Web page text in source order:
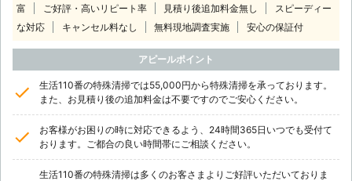
富
ご好評・高いリピート率 見積り後追加料金無し
スピーディー
な対応
キャンセル料なし 無料現地調査実施 安心の保証付
アピールポイント
生活110番の特殊清掃では55,000円から特殊清掃を承っております。
また、お見積り後の追加料金は不要ですのでご安心ください。
お客様がお困りの時に対応できるよう、24時間365日いつでも受付て
おります。ご都合の良い時間帯にご相談ください。
生活110番の特殊清掃は多くのお客さまよりご好評いただいておりま